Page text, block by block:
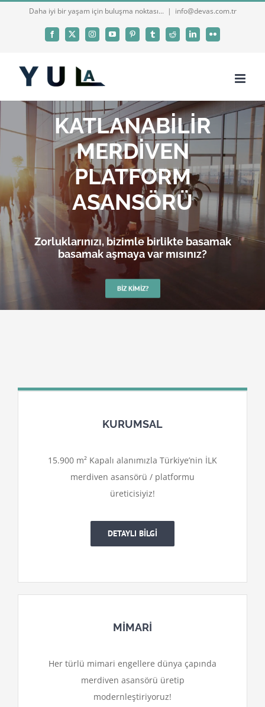
Daha iyi bir yaşam için buluşma noktası... | info@devas.com.tr
Facebook
X InstagramYouTubePinterestTumblrReddit LinkedInFlickr
KATLANABİLİR
MERDİVEN
PLATFORM
ASANSÖRÜ
Zorluklarınızı, bizimle birlikte basamak
basamak aşmaya var mısınız?
BIZ KIMIZ?
KURUMSAL
15.900 m² Kapalı alanımızla Türkiye’nin İLK
merdiven asansörü / platformu
üreticisiyiz!
DETAYLI BİLGİ
MİMARİ
Her türlü mimari engellere dünya çapında
merdiven asansörü üretip
modernleştiriyoruz!